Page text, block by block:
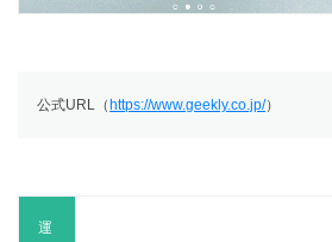
公式URL（https://www.geekly.co.jp/）
運